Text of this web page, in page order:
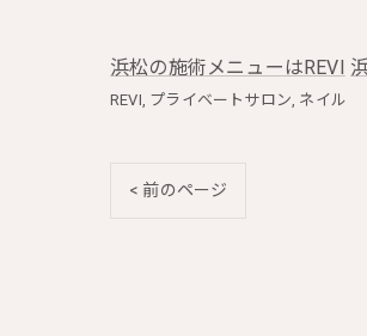
浜松の施術メニューはREVI
REVI プライベートサロン ネイル
< 前のページ